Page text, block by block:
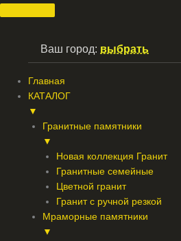
Ваш город: выбрать
Главная
КАТАЛОГ
▼
Гранитные памятники
▼
Новая коллекция Гранит
Гранитные семейные
Цветной гранит
Гранит с ручной резкой
Мраморные памятники
▼
Перейти